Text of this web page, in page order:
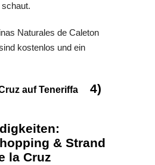
schaut.
Naturales de Caleton
kostenlos und ein
4)
& Strand
la Cruz